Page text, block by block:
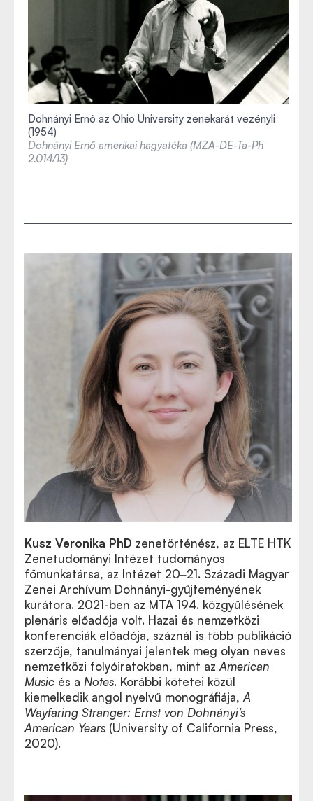
Dohnányi Ernő az Ohio University zenekarát vezényli
(1954)
Dohnányi Ernő amerikai hagyatéka (MZA-DE-Ta-Ph
2.014/13)
Kusz Veronika PhD zenetörténész, az ELTE HTK
Zenetudományi Intézet tudományos
főmunkatársa, az Intézet 20‒21. Századi Magyar
Zenei Archívum Dohnányi-gyűjteményének
kurátora. 2021-ben az MTA 194. közgyűlésének
plenáris előadója volt. Hazai és nemzetközi
konferenciák előadója, száznál is több publikáció
szerzője, tanulmányai jelentek meg olyan neves
nemzetközi folyóiratokban, mint az American
Music és a Notes. Korábbi kötetei közül
kiemelkedik angol nyelvű monográfiája, A
Wayfaring Stranger: Ernst von Dohnányi’s
American Years (University of California Press,
2020).